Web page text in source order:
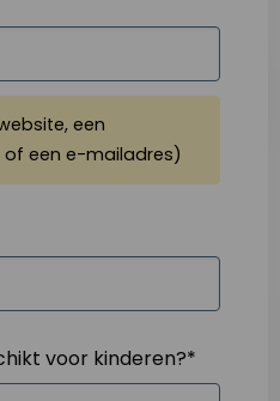
een
een e-mailadres)
voor kinderen?*